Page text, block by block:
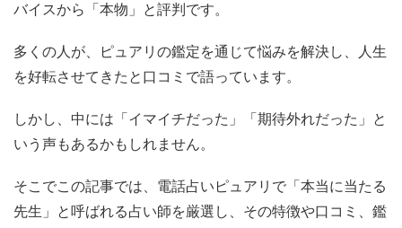
バイスから「本物」と評判です。
多くの人が、ピュアリの鑑定を通じて悩みを解決し、人生
を好転させてきたと口コミで語っています。
しかし、中には「イマイチだった」「期待外れだった」と
いう声もあるかもしれません。
そこでこの記事では、電話占いピュアリで「本当に当たる
先生」と呼ばれる占い師を厳選し、その特徴や口コミ、鑑